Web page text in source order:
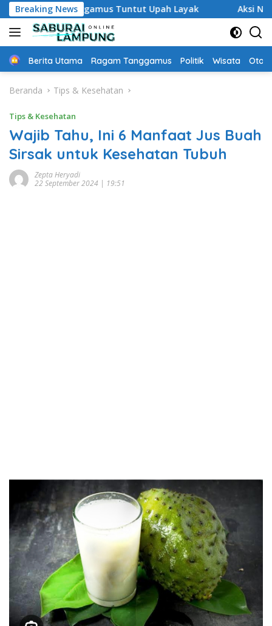
Langsung
ke
konten
Breaking News
Waktu Tanggamus Tuntut Upah Layak Aksi Nyata
Home
Berita Utama Ragam Tanggamus Politik Wisata Oto
Beranda Tips & Kesehatan
Tips & Kesehatan
Wajib Tahu, Ini 6 Manfaat Jus Buah
Sirsak untuk Kesehatan Tubuh
Zepta Heryadi
22 September 2024 | 19:51